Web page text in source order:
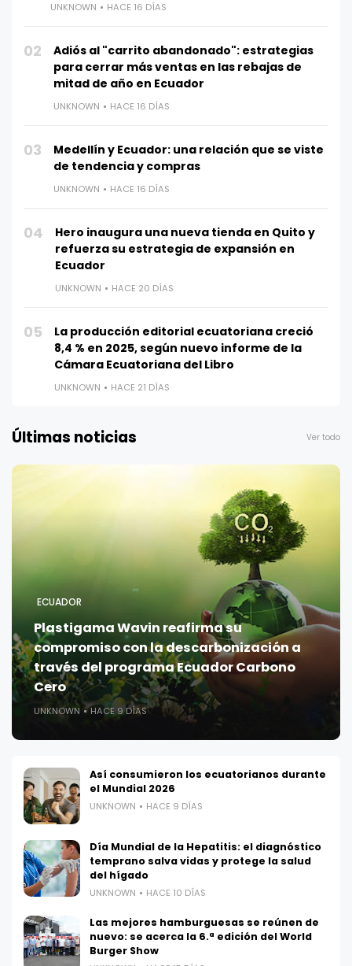
UNKNOWN HACE 16 DÍAS
02
Adiós al "carrito abandonado": estrategias
para cerrar más ventas en las rebajas de
mitad de año en Ecuador
UNKNOWN HACE 16 DÍAS
03
Medellín y Ecuador: una relación que se viste
de tendencia y compras
UNKNOWN HACE 16 DÍAS
04
Hero inaugura una nueva tienda en Quito y
refuerza su estrategia de expansión en
Ecuador
UNKNOWN HACE 20 DÍAS
05
La producción editorial ecuatoriana creció
8,4 % en 2025, según nuevo informe de la
Cámara Ecuatoriana del Libro
UNKNOWN HACE 21 DÍAS
Últimas noticias Ver todo
ECUADOR
Plastigama Wavin reafirma su
compromiso con la descarbonización a
través del programa Ecuador Carbono
Cero
UNKNOWN HACE 9 DÍAS
Así consumieron los ecuatorianos durante
el Mundial 2026
UNKNOWN HACE 9 DÍAS
Día Mundial de la Hepatitis: el diagnóstico
temprano salva vidas y protege la salud
del hígado
UNKNOWN HACE 10 DÍAS
Las mejores hamburguesas se reúnen de
nuevo: se acerca la 6.ª edición del World
Burger Show